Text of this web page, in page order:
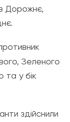
Дорожнє,
Зеленого
та у бік
здійснили